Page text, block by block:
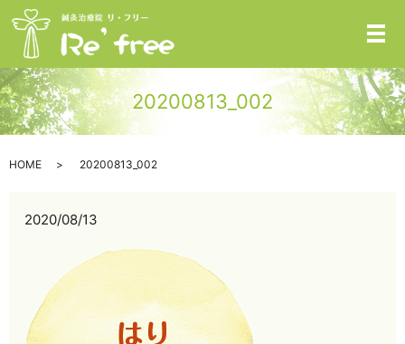
メ
20200813_002
HOME 20200813_002
2020/08/13